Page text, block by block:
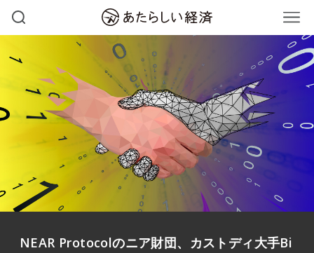
NEAR Protocolのニア財団、カストディ大手Bi